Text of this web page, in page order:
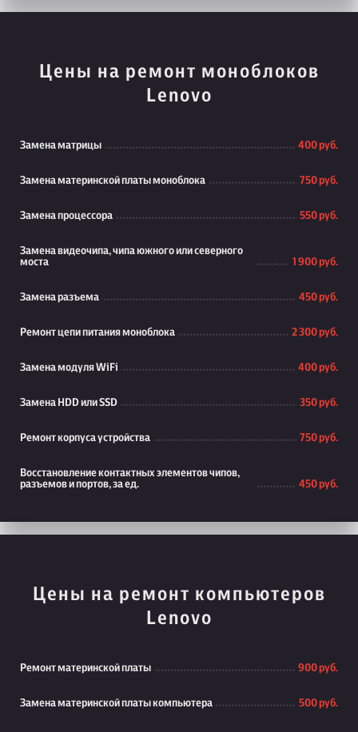
Цены на ремонт моноблоков
Lenovo
Замена матрицы 400 руб.
Замена материнской платы моноблока 750 руб.
Замена процессора 550 руб.
Замена видеочипа, чипа южного или северного
моста
1 900 руб.
Замена разъема 450 руб.
Ремонт цепи питания моноблока 2 300 руб.
Замена модуля WiFi 400 руб.
Замена HDD или SSD 350 руб.
Ремонт корпуса устройства 750 руб.
Восстановление контактных элементов чипов,
разъемов и портов, за ед.
450 руб.
Цены на ремонт компьютеров
Lenovo
Ремонт материнской платы 900 руб.
Замена материнской платы компьютера 500 руб.